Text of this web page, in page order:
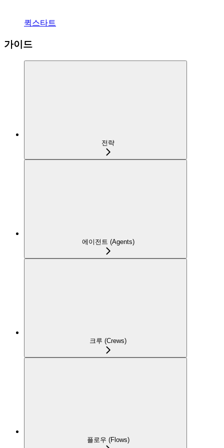
퀵스타트
가이드
전략
에이전트 (Agents)
크루 (Crews)
플로우 (Flows)